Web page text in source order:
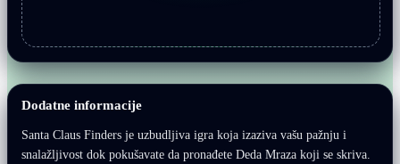
Dodatne informacije
Santa Claus Finders je uzbudljiva igra koja izaziva vašu pažnju i
snalažljivost dok pokušavate da pronađete Deda Mraza koji se skriva.